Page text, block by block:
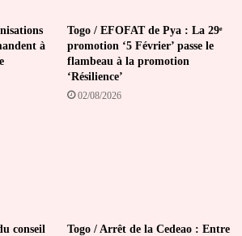
à
Togo / EFOFAT de Pya : La 29ᵉ
promotion ‘5 Février’ passe le
flambeau à la promotion
‘Résilience’
02/08/2026
conseil
Togo / Arrêt de la Cedeao : Entre